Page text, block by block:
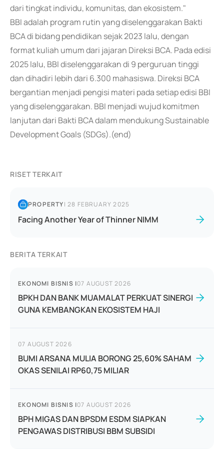
dari tingkat individu, komunitas, dan ekosistem."
BBI adalah program rutin yang diselenggarakan Bakti
BCA di bidang pendidikan sejak 2023 lalu, dengan
format kuliah umum dari jajaran Direksi BCA. Pada edisi
2025 lalu, BBI diselenggarakan di 9 perguruan tinggi
dan dihadiri lebih dari 6.300 mahasiswa. Direksi BCA
bergantian menjadi pengisi materi pada setiap edisi BBI
yang diselenggarakan. BBI menjadi wujud komitmen
lanjutan dari Bakti BCA dalam mendukung Sustainable
Development Goals (SDGs).(end)
RISET TERKAIT
PROPERTY|28 FEBRUARY 2025
Facing Another Year of Thinner NIMM
BERITA TERKAIT
EKONOMI BISNIS |07 AUGUST 2026
BPKH DAN BANK MUAMALAT PERKUAT SINERGI
GUNA KEMBANGKAN EKOSISTEM HAJI
07 AUGUST 2026
BUMI ARSANA MULIA BORONG 25,60% SAHAM
OKAS SENILAI RP60,75 MILIAR
EKONOMI BISNIS |07 AUGUST 2026
BPH MIGAS DAN BPSDM ESDM SIAPKAN
PENGAWAS DISTRIBUSI BBM SUBSIDI